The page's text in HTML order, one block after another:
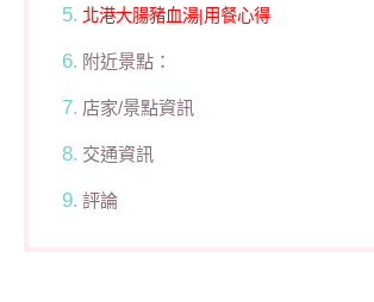
北港大腸豬血湯|用餐心得
附近景點：
店家/景點資訊
交通資訊
評論